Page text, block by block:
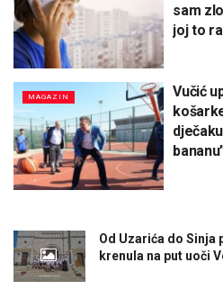
sam
joj to
MAGAZIN
Vučić
Od Uzarića do Sinja
krenula na put uoči